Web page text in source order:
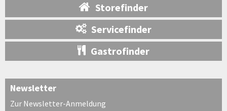
Storefinder
Servicefinder
Gastrofinder
Newsletter
Zur Newsletter-Anmeldung